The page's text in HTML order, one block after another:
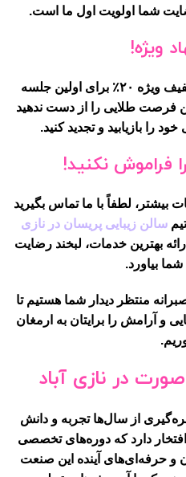
شما اولویت اول ما است.
ویژه!
برای مشتریان جدید، ما یک تخفیف ویژه ۲۰٪ برای اولین جلسه
فرصت طلایی را از دست ندهید
خود را بازیابید و تجدید کنید.
فراموش نکنید!
لطفاً با ما تماس بگیرید
سالن زیبایی پریسان در نازی
بهترین خدمات، لبخند رضایت
شما بیاورد.
منتظر دیدار شما هستیم تا
و آرامش را برایتان به ارمغان
در نازی آباد
از سال‌ها تجربه و دانش
افتخار دارد که دوره‌های تخصصی
و حرفه‌ای‌های آینده این صنعت